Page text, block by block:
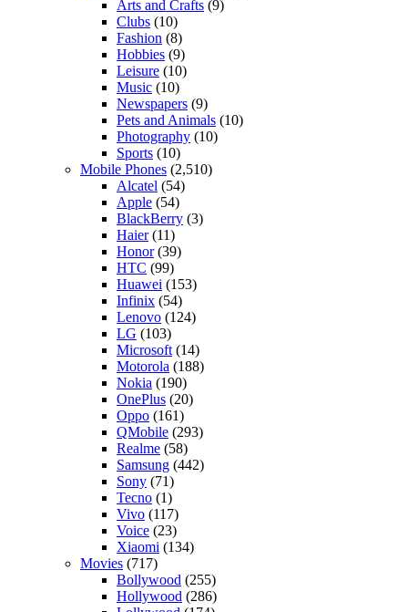
Arts and Crafts (9)
Clubs (10)
Fashion (8)
Hobbies (9)
Leisure (10)
Music (10)
Newspapers (9)
Pets and Animals (10)
Photography (10)
Sports (10)
Mobile Phones (2,510)
Alcatel (54)
Apple (54)
BlackBerry (3)
Haier(11)
Honor(39)
HTC (99)
Huawei (153)
Infinix (54)
Lenovo (124)
LG (103)
Microsoft (14)
Motorola (188)
Nokia (190)
OnePlus (20)
Oppo (161)
QMobile (293)
Realme (58)
Samsung (442)
Sony (71)
Tecno (1)
Vivo (117)
Voice (23)
Xiaomi (134)
Movies (717)
Bollywood (255)
Hollywood (286)